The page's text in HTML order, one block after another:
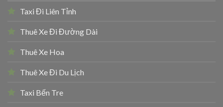
Taxi Đi Liên Tỉnh
Thuê Xe Đi Đường Dài
Thuê Xe Hoa
Thuê Xe Đi Du Lịch
Taxi Bến Tre